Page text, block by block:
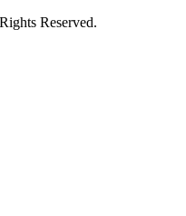
Reserved.